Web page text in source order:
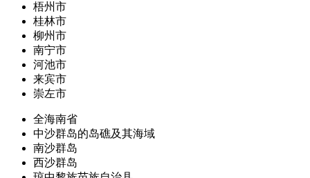
梧州市
桂林市
柳州市
南宁市
河池市
来宾市
崇左市
全海南省
中沙群岛的岛礁及其海域
南沙群岛
西沙群岛